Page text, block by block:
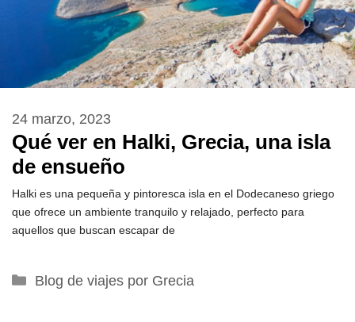
Qué ver en Halki, Grecia, una isla
de ensueño
24 marzo, 2023
Halki es una pequeña y pintoresca isla en el Dodecaneso griego
que ofrece un ambiente tranquilo y relajado, perfecto para
aquellos que buscan escapar de
Categorías
Blog de viajes por Grecia